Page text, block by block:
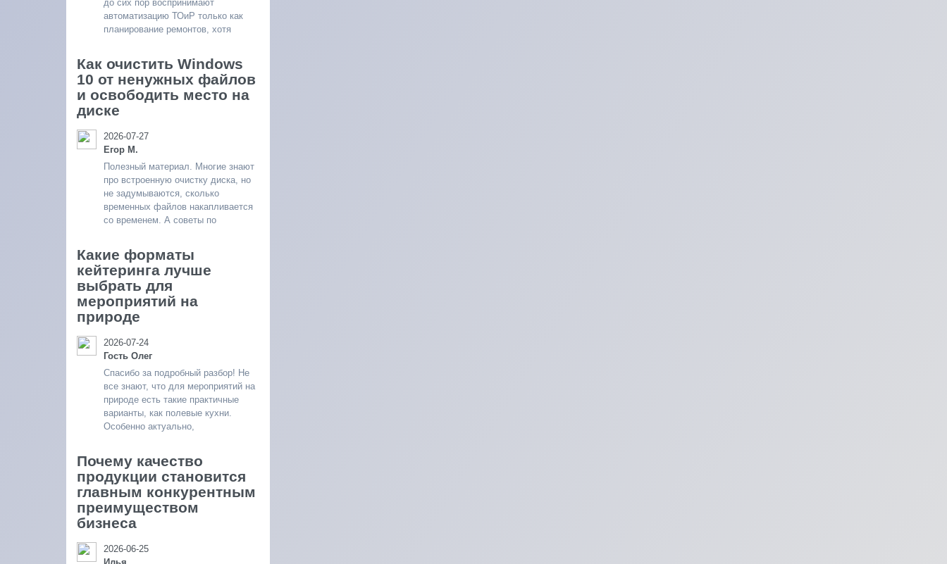
до сих пор воспринимают
автоматизацию ТОиР только как
планирование ремонтов, хотя
Как очистить Windows
10 от ненужных файлов
и освободить место на
диске
2026-07-27
Егор М.
Полезный материал. Многие знают
про встроенную очистку диска, но
не задумываются, сколько
временных файлов накапливается
со временем. А советы по
Какие форматы
кейтеринга лучше
выбрать для
мероприятий на
природе
2026-07-24
Гость Олег
Спасибо за подробный разбор! Не
все знают, что для мероприятий на
природе есть такие практичные
варианты, как полевые кухни.
Особенно актуально,
Почему качество
продукции становится
главным конкурентным
преимуществом
бизнеса
2026-06-25